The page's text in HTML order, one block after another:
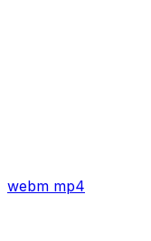
webm mp4